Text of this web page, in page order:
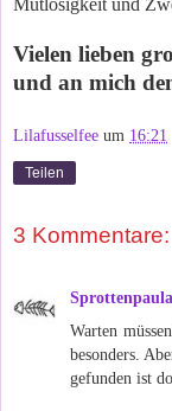
Vielen lieben
und an mich
Lilafusselfee um 16:21
Teilen
3 Kommentare:
Sprottenpaula
Warten
besonders.
gefunden ist